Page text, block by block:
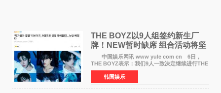
THE BOYZ以9人组签约新生厂
牌！NEW暂时缺席 组合活动将坚
定不移继续
中国娱乐网讯 www yule com cn 6日，
THE BOYZ表示：我们9人一致决定继续进行THE
BOYZ组合活动，并且已经完成了组合团体活动
签约。目前正在新生厂牌下进行活动准备。尚未
离开THE BOYZ原所
韩国娱乐